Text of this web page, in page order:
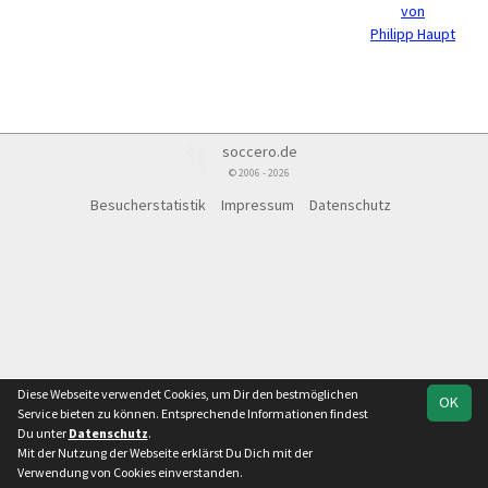
von
Philipp Haupt
soccero.de
© 2006 - 2026
Besucherstatistik Impressum Datenschutz
OK
Diese Webseite verwendet Cookies, um Dir den bestmöglichen
Service bieten zu können. Entsprechende Informationen findest
Du unter Datenschutz.
Mit der Nutzung der Webseite erklärst Du Dich mit der
Verwendung von Cookies einverstanden.